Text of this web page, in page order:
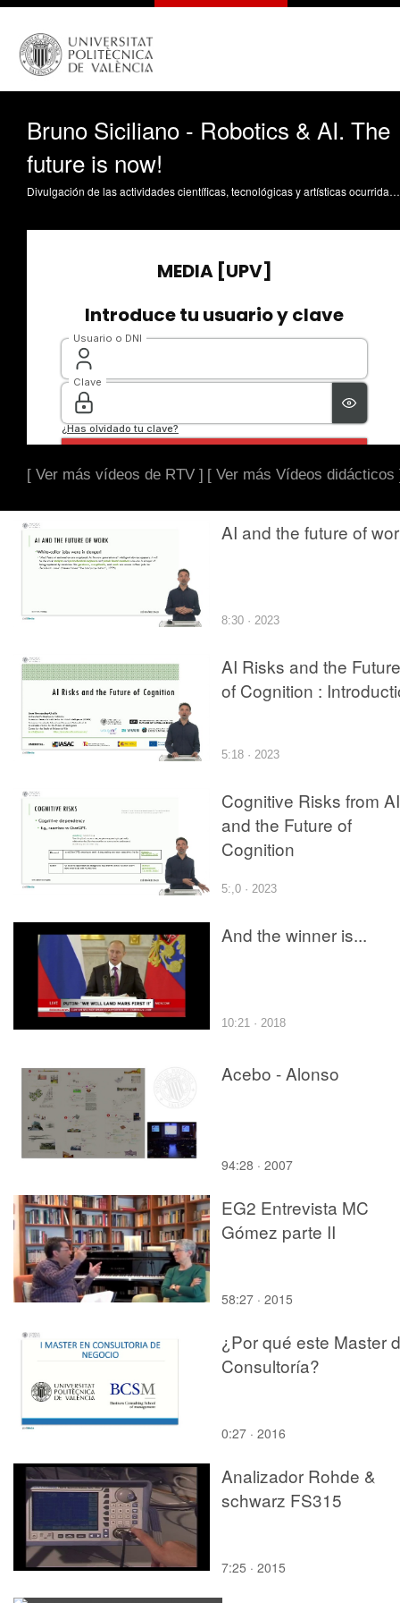
Bruno Siciliano - Robotics & AI. The
future is now!
Divulgación de las actividades científicas, tecnológicas y artísticas ocurridas en los tres campus de la UPV
[ Ver más vídeos de RTV ] [ Ver más Vídeos didácticos
AI and the future of
8:30 · 2023
AI Risks and the Future
of Cognition :
5:18 · 2023
Cognitive Risks from AI
and the Future of
Cognition
5:,0 · 2023
And the winner is...
10:21 · 2018
Acebo - Alonso
94:28 · 2007
EG2 Entrevista MC
Gómez parte II
58:27 · 2015
¿Por qué este Master
Consultoría?
0:27 · 2016
Analizador Rohde &
schwarz FS315
7:25 · 2015